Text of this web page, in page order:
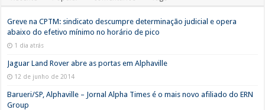
Greve na CPTM: sindicato descumpre determinação judicial e opera
abaixo do efetivo mínimo no horário de pico
1 dia atrás
Jaguar Land Rover abre as portas em Alphaville
12 de junho de 2014
Barueri/SP, Alphaville – Jornal Alpha Times é o mais novo afiliado do ERN
Group